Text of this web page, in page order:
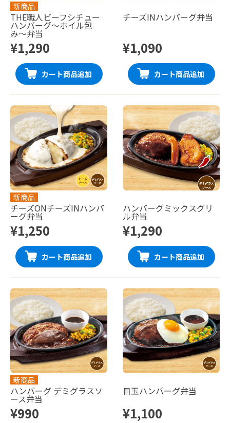
新商品
THE職人ビーフシチュー
ハンバーグ〜ホイル包
み〜弁当
¥1,290
カート商品追加
チーズINハンバーグ弁当
¥1,090
カート商品追加
新商品
チーズONチーズINハンバ
ーグ弁当
¥1,250
カート商品追加
ハンバーグミックスグリ
ル弁当
¥1,290
カート商品追加
新商品
ハンバーグ デミグラスソ
ース弁当
¥990
目玉ハンバーグ弁当
¥1,100